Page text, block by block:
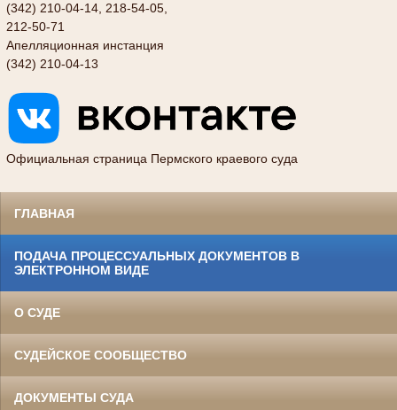
(342) 210-04-14, 218-54-05,
212-50-71
Апелляционная инстанция
(342) 210-04-13
Официальная страница Пермского краевого суда
ГЛАВНАЯ
ПОДАЧА ПРОЦЕССУАЛЬНЫХ ДОКУМЕНТОВ В
ЭЛЕКТРОННОМ ВИДЕ
О СУДЕ
СУДЕЙСКОЕ СООБЩЕСТВО
ДОКУМЕНТЫ СУДА